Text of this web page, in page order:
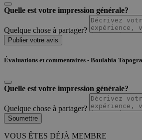
Quelle est votre impression générale?
Quelque chose à partager?
Publier votre avis
Évaluations et commentaires - Boulahia
Quelle est votre impression générale?
Quelque chose à partager?
Soumettre
VOUS ÊTES DÉJÀ MEMBRE